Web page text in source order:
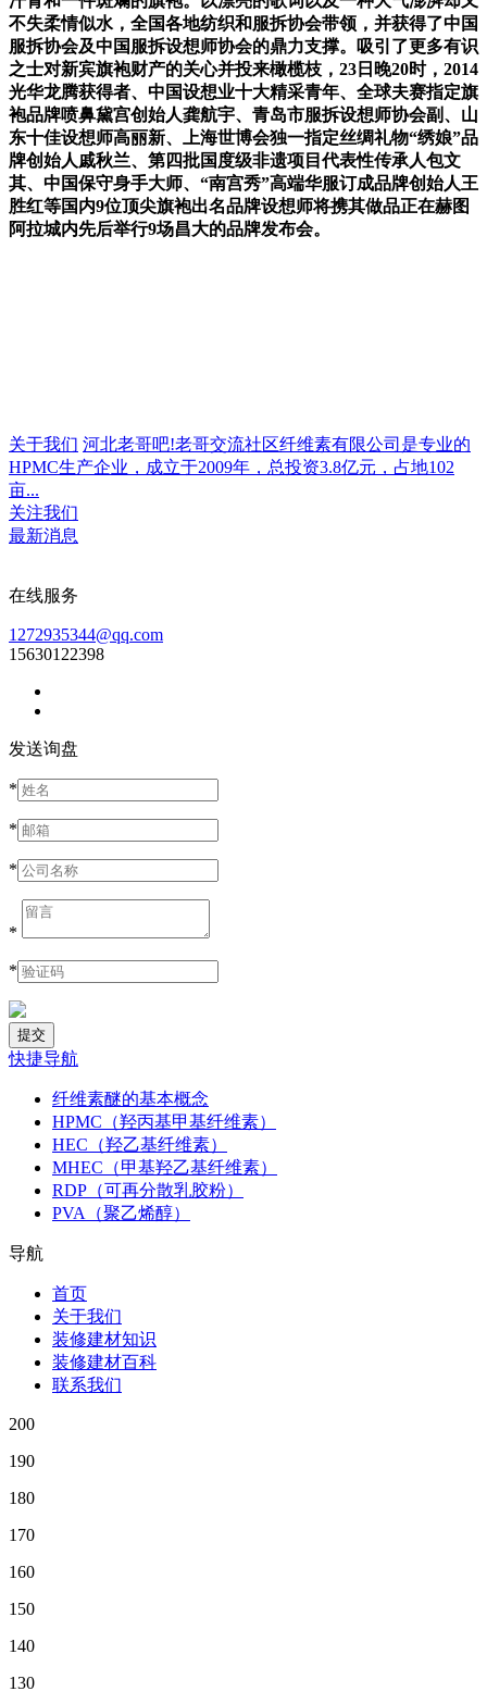
不失柔情似水，全国各地纺织和服拆协会带领，并获得了中国
服拆协会及中国服拆设想师协会的鼎力支撑。吸引了更多有识
之士对新宾旗袍财产的关心并投来橄榄枝，23日晚20时，2014
光华龙腾获得者、中国设想业十大精采青年、全球夫赛指定旗
袍品牌喷鼻黛宫创始人龚航宇、青岛市服拆设想师协会副、山
东十佳设想师高丽新、上海世博会独一指定丝绸礼物“绣娘”品
牌创始人戚秋兰、第四批国度级非遗项目代表性传承人包文
其、中国保守身手大师、“南宫秀”高端华服订成品牌创始人王
胜红等国内9位顶尖旗袍出名品牌设想师将携其做品正在赫图
阿拉城内先后举行9场昌大的品牌发布会。
关于我们 河北老哥吧!老哥交流社区纤维素有限公司是专业的
HPMC生产企业，成立于2009年，总投资3.8亿元，占地102
亩...
关注我们
最新消息
在线服务
1272935344@qq.com
15630122398
发送询盘
*
*
*
*
*
快捷导航
纤维素醚的基本概念
HPMC（羟丙基甲基纤维素）
HEC（羟乙基纤维素）
MHEC（甲基羟乙基纤维素）
RDP（可再分散乳胶粉）
PVA（聚乙烯醇）
导航
首页
关于我们
装修建材知识
装修建材百科
联系我们
200
190
180
170
160
150
140
130